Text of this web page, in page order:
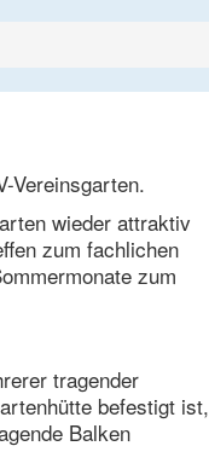
Vereinsgarten.
wieder attraktiv
zum fachlichen
zum
tragender
befestigt ist,
Balken